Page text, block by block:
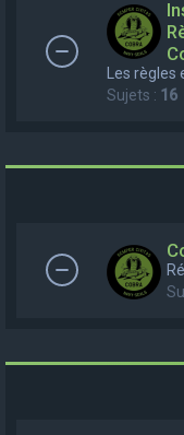
Les
Sujets : 16